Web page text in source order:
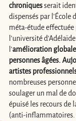
chroniques serait
dispensés par l'École
méta-étude
l'université
l'amélioration
personnes âgées.
artistes
nombreuses
soulager un mal de
épuisé les recours de
(anti-